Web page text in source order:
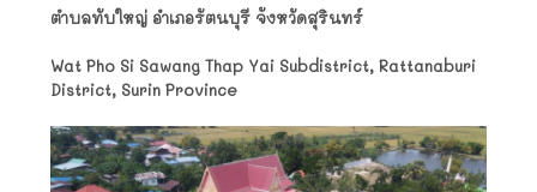
ตำบลทับใหญ่ อำเภอรัตนบุรี จังหวัดสุรินทร์
Wat Pho Si Sawang Thap Yai Subdistrict, Rattanaburi
District, Surin Province